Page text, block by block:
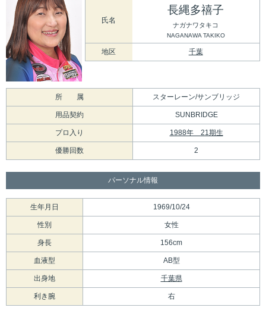
氏名
長縄多禧子
ナガナワタキコ
NAGANAWA TAKIKO
地区 千葉
所 属 スターレーン/サンブリッジ
用品契約 SUNBRIDGE
プロ入り 1988年 21期生
優勝回数 2
パーソナル情報
生年月日 1969/10/24
性別 女性
身長 156cm
血液型 AB型
出身地 千葉県
利き腕 右